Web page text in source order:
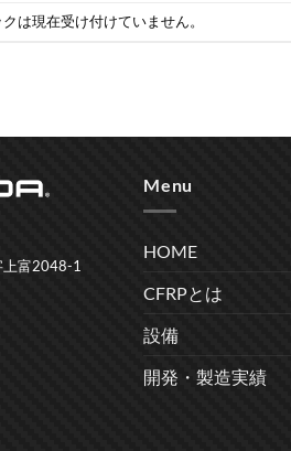
は現在受け付けていません。
上富2048-1
Menu
HOME
CFRPとは
設備
開発・製造実績